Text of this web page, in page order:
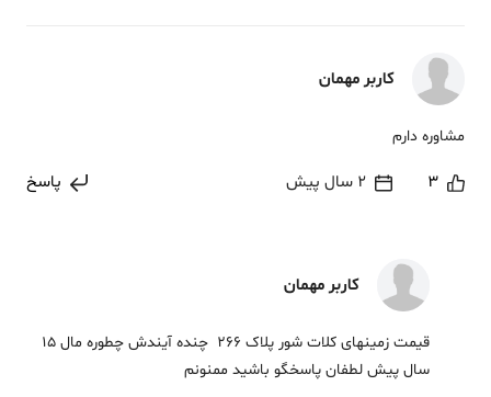
کاربر مهمان
مشاوره دارم
3 2 سال پیش پاسخ
کاربر مهمان
قیمت زمینهای کلات شور پلاک 266 ‌ چنده آیندش چطوره مال 15
سال پیش لطفان پاسخگو باشید ممنونم